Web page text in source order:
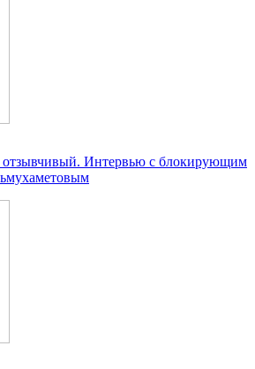
Интервью с блокирующим